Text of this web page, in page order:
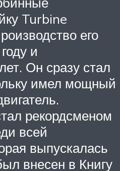
Turbine
его
и
Он сразу стал
имел мощный
рекордсменом
всей
выпускалась
внесен в Книгу